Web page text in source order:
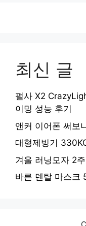
최신 글
펄사 X2
이밍 성능 후기
앤커 이어폰 써보
대형제빙기
겨울 러닝모자 2
바른 덴탈 마스크